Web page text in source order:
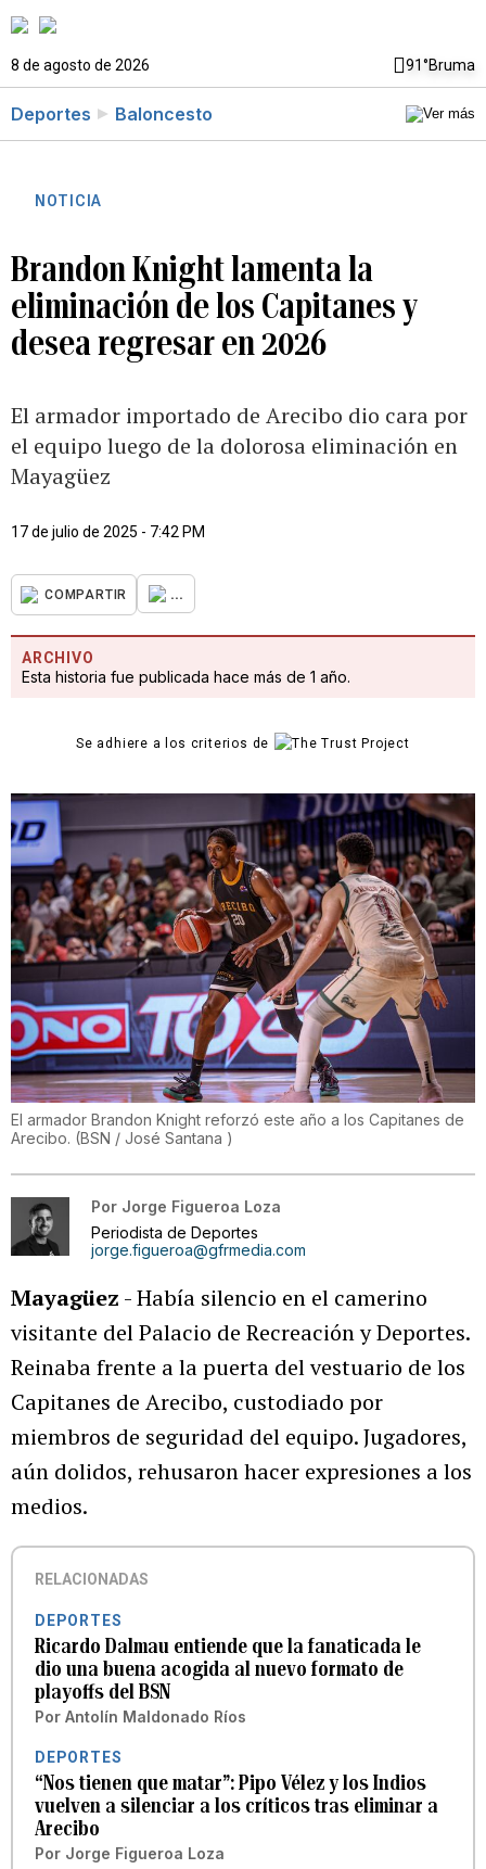
8 de agosto de 2026 91°Bruma
Deportes Baloncesto
NOTICIA
Brandon Knight lamenta la
eliminación de los Capitanes y
desea regresar en 2026
El armador importado de Arecibo dio cara por
el equipo luego de la dolorosa eliminación en
Mayagüez
17 de julio de 2025 - 7:42 PM
COMPARTIR ...
ARCHIVO
Esta historia fue publicada hace más de 1 año.
Se adhiere a los criterios de
El armador Brandon Knight reforzó este año a los Capitanes de
Arecibo. (BSN / José Santana )
Por Jorge Figueroa Loza
Periodista de Deportes
jorge.figueroa@gfrmedia.com
Mayagüez - Había silencio en el camerino
visitante del Palacio de Recreación y Deportes.
Reinaba frente a la puerta del vestuario de los
Capitanes de Arecibo, custodiado por
miembros de seguridad del equipo. Jugadores,
aún dolidos, rehusaron hacer expresiones a los
medios.
RELACIONADAS
DEPORTES
Ricardo Dalmau entiende que la fanaticada le
dio una buena acogida al nuevo formato de
playoffs del BSN
Por Antolín Maldonado Ríos
DEPORTES
“Nos tienen que matar”: Pipo Vélez y los Indios
vuelven a silenciar a los críticos tras eliminar a
Arecibo
Por Jorge Figueroa Loza